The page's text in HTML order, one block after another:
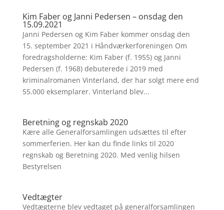
Kim Faber og Janni Pedersen – onsdag den
15.09.2021
Janni Pedersen og Kim Faber kommer onsdag den
15. september 2021 i Håndværkerforeningen Om
foredragsholderne: Kim Faber (f. 1955) og Janni
Pedersen (f. 1968) debuterede i 2019 med
kriminalromanen Vinterland, der har solgt mere end
55.000 eksemplarer. Vinterland blev...
Beretning og regnskab 2020
Kære alle Generalforsamlingen udsættes til efter
sommerferien. Her kan du finde links til 2020
regnskab og Beretning 2020. Med venlig hilsen
Bestyrelsen
Vedtægter
Vedtægterne blev vedtaget på generalforsamlingen